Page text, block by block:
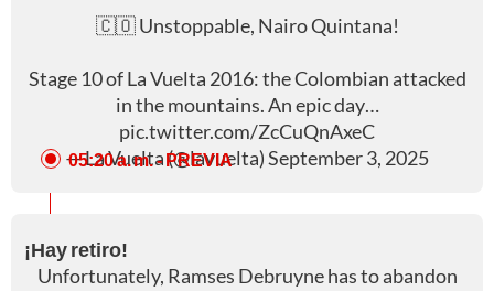
🇨🇴 Unstoppable, Nairo Quintana!
Stage 10 of La Vuelta 2016: the Colombian attacked
in the mountains. An epic day…
pic.twitter.com/ZcCuQnAxeC
— La Vuelta (@lavuelta)September 3, 2025
05:20 a. m.- PREVIA
¡Hay retiro!
Unfortunately, Ramses Debruyne has to abandon